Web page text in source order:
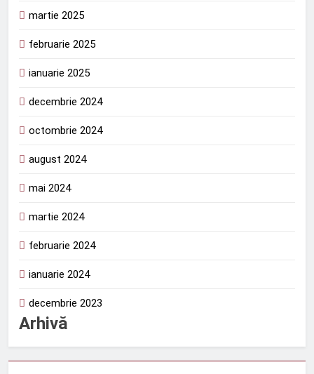
martie 2025
februarie 2025
ianuarie 2025
decembrie 2024
octombrie 2024
august 2024
mai 2024
martie 2024
februarie 2024
ianuarie 2024
decembrie 2023
Arhivă